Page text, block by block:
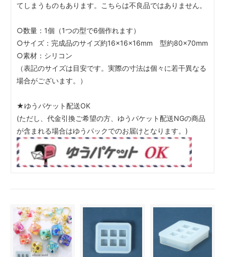
てしまうものもあります。こちらは不良品ではありません。
○数量：1個（1つの型で6個作れます）
○サイズ：完成品のサイズ約16×16×16mm 型約80×70mm
○素材：シリコン
（表記のサイズは目安です。実際の寸法は個々に若干異なる
場合がございます。）
★ゆうパケット配送OK
(ただし、代金引換ご希望の方、ゆうパケット配送NGの商品
が含まれる場合はゆうパックでのお届けとなります。)